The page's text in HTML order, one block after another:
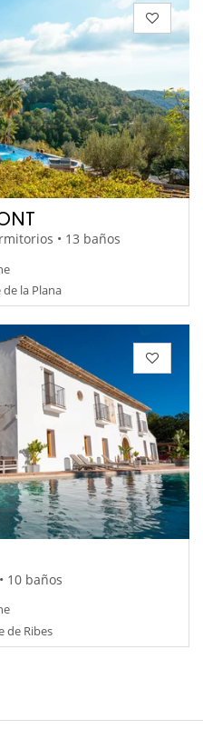
• 13 baños
la Plana
10 baños
de Ribes